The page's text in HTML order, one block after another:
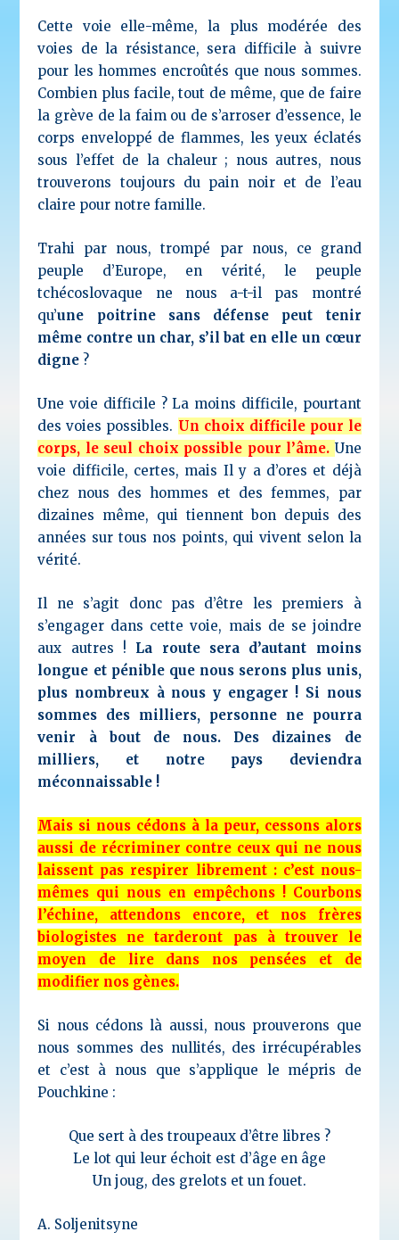
Cette voie elle-même, la plus modérée des
voies de la résistance, sera difficile à suivre
pour les hommes encroûtés que nous sommes.
Combien plus facile, tout de même, que de faire
la grève de la faim ou de s’arroser d’essence, le
corps enveloppé de flammes, les yeux éclatés
sous l’effet de la chaleur ; nous autres, nous
trouverons toujours du pain noir et de l’eau
claire pour notre famille.
Trahi par nous, trompé par nous, ce grand
peuple d’Europe, en vérité, le peuple
tchécoslovaque ne nous a-t-il pas montré
qu’une poitrine sans défense peut tenir
même contre un char, s’il bat en elle un cœur
digne ?
Une voie difficile ? La moins difficile, pourtant
des voies possibles. Un choix difficile pour le
corps, le seul choix possible pour l’âme. Une
voie difficile, certes, mais Il y a d’ores et déjà
chez nous des hommes et des femmes, par
dizaines même, qui tiennent bon depuis des
années sur tous nos points, qui vivent selon la
vérité.
Il ne s’agit donc pas d’être les premiers à
s’engager dans cette voie, mais de se joindre
aux autres ! La route sera d’autant moins
longue et pénible que nous serons plus unis,
plus nombreux à nous y engager ! Si nous
sommes des milliers, personne ne pourra
venir à bout de nous. Des dizaines de
milliers, et notre pays deviendra
méconnaissable !
Mais si nous cédons à la peur, cessons alors
aussi de récriminer contre ceux qui ne nous
laissent pas respirer librement : c’est nous-
mêmes qui nous en empêchons ! Courbons
l’échine, attendons encore, et nos frères
biologistes ne tarderont pas à trouver le
moyen de lire dans nos pensées et de
modifier nos gènes.
Si nous cédons là aussi, nous prouverons que
nous sommes des nullités, des irrécupérables
et c’est à nous que s’applique le mépris de
Pouchkine :
Que sert à des troupeaux d’être libres ?
Le lot qui leur échoit est d’âge en âge
Un joug, des grelots et un fouet.
A. Soljenitsyne